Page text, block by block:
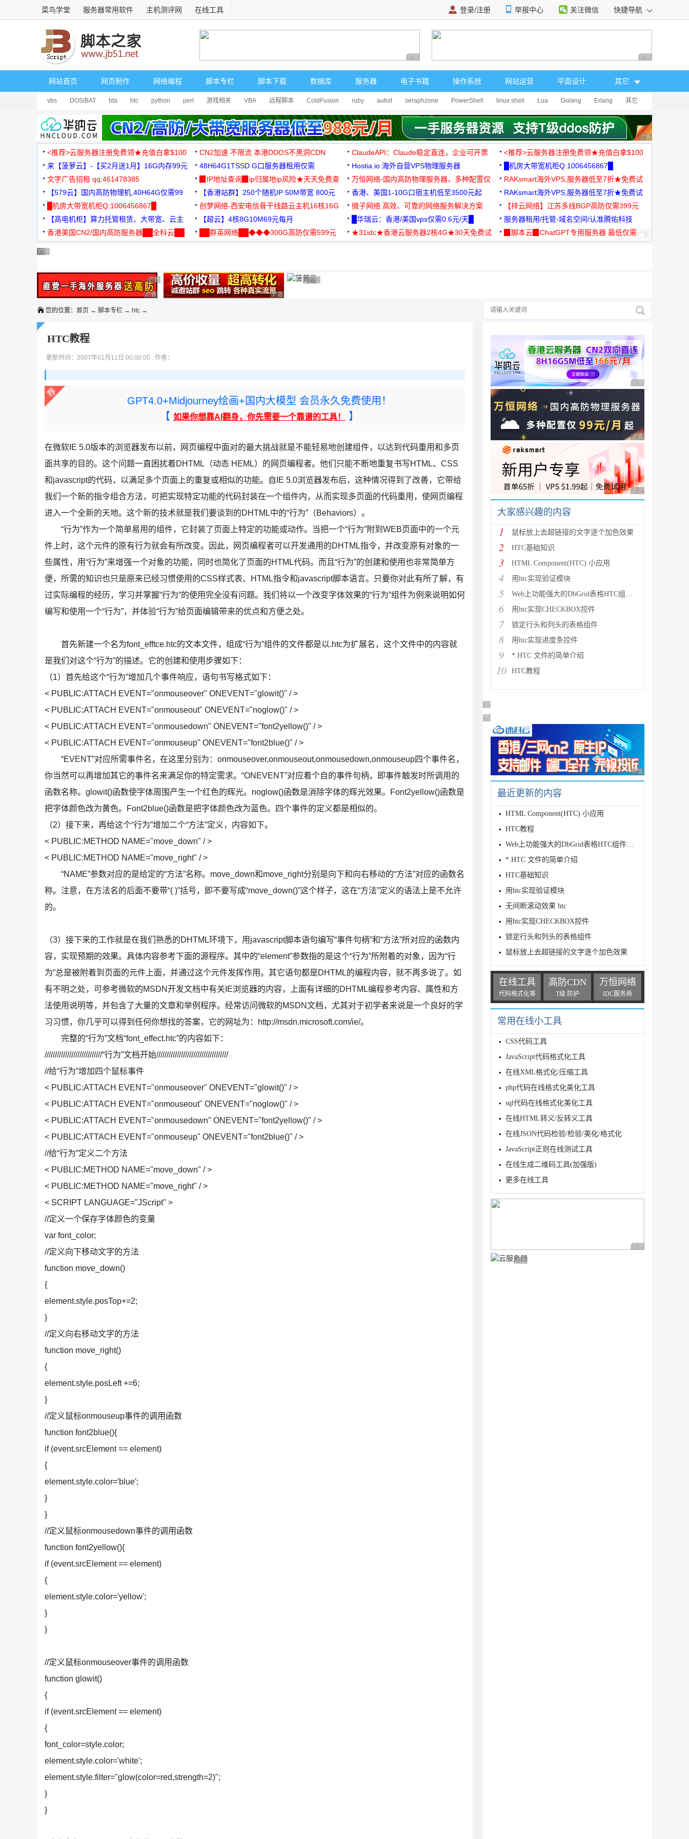
菜鸟学堂 服务器常用软件 主机测评网 在线工具 登录/注册 举报中心 关注微信 快捷导航
广告 商业广告，理性选择 广告 商业广告，理
网站首页 网页制作 网络编程 脚本专栏 脚本下载 数据库 服务器 电子书籍 操作系统 网站运营 平面设计 其它
vbs DOS/BAT hta htc python perl 游戏相关 VBA 远程脚本 ColdFusion ruby autoit seraphzone PowerShell linux shell Lua Golang Erlang 其它
广告 商业广告，理
<推荐>云服务器注册免费领★充值白拿$100 CN2加速 不限流 本港DDOS不黑洞CDN ClaudeAPI：Claude稳定直连，企业可开票
<推荐>云服务器注册免费领★充值白拿$100
来【菠萝云】-【买2月送1月】16G内存99元
48H64G1TSSD G口服务器租用仅需
3000+可免费测试
Hostia.io 海外自营VPS物理服务器
█机房大带宽机柜Q:1006456867█
文字广告招租 qq:461478385
▉IP地址查询▉ip归属地ip风险★天天免费查
万恒网络-国内高防物理服务器，多种配置仅
99元/月起
RAKsmart海外VPS,服务器低至7折★免费试
用★
【579云】国内高防物理机,40H64G仅需99
元
【香港站群】250个随机IP 50M带宽 800元 香港、美国1-10G口宿主机低至3500元起
RAKsmart海外VPS,服务器低至7折★免费试
用★
█机房大带宽机柜Q:1006456867█
创梦网络-西安电信骨干线路云主机16核16G
88元/月
微子网络 高效、可靠的网络服务解决方案
【祥云网络】江苏多线BGP高防仅需399元
【高电机柜】算力托管租赁、大带宽、云主
机
【超云】4核8G10M69元每月 █华瑞云：香港/美国vps仅需0.6元/天█
服务器租用/托管-域名空间/认准腾佑科技
香港美国CN2/国内高防服务器██全科云██
██群英网络██◆◆◆300G高防仅需599元
★31idc★香港云服务器2核4G★30天免费试
▉脚本云▉ChatGPT专用服务器 最低仅需
广告 商业广告，理性选择
广告 商业广告，理性选择
广告 商业广告，理性选择
广告 商业广告，理性选择
广告 商业广告，理性选择
广告 商业广告，理性选择
广告 商业广告，理性选择
广告 商业广告，理性选择
广告 商业广告，理性选择
广告 商业广告，理性选择
您的位置： 首页 → 脚本专栏 → htc →
HTC教程
更新时间：2007年01月11日 00:00:00 作者：
GPT4.0+Midjourney绘画+国内大模型 会员永久免费使用！
【 如果你想靠AI翻身，你先需要一个靠谱的工具！ 】
在微软IE 5.0版本的浏览器发布以前，网页编程中面对的最大挑战就是不能轻易地创建组件，以达到代码重用和多页
面共享的目的。这个问题一直困扰着DHTML（动态 HEML）的网页编程者。他们只能不断地重复书写HTML、CSS
和javascript的代码，以满足多个页面上的重复或相似的功能。自IE 5.0浏览器发布后，这种情况得到了改善，它带给
我们一个新的指令组合方法，可把实现特定功能的代码封装在一个组件内，从而实现多页面的代码重用，使网页编程
进入一个全新的天地。这个新的技术就是我们要谈到的DHTML中的“行为”（Behaviors）。
“行为”作为一个简单易用的组件，它封装了页面上特定的功能或动作。当把一个“行为”附到WEB页面中的一个元
件上时，这个元件的原有行为就会有所改变。因此，网页编程者可以开发通用的DHTML指令，并改变原有对象的一
些属性，用“行为”来增强一个对象的功能，同时也简化了页面的HTML代码。而且“行为”的创建和使用也非常简单方
便，所需的知识也只是原来已经习惯使用的CSS样式表、HTML指令和javascript脚本语言。只要你对此有所了解，有
过实际编程的经历，学习并掌握“行为”的使用完全没有问题。我们将以一个改变字体效果的“行为”组件为例来说明如何
编写和使用一个“行为”，并体验“行为”给页面编辑带来的优点和方便之处。
首先新建一个名为font_efftce.htc的文本文件，组成“行为”组件的文件都是以.htc为扩展名，这个文件中的内容就
是我们对这个“行为”的描述。它的创建和使用步骤如下：
（1）首先给这个“行为”增加几个事件响应，语句书写格式如下：
< PUBLIC:ATTACH EVENT="onmouseover" ONEVENT="glowit()" / >
< PUBLIC:ATTACH EVENT="onmouseout" ONEVENT="noglow()" / >
< PUBLIC:ATTACH EVENT="onmousedown" ONEVENT="font2yellow()" / >
< PUBLIC:ATTACH EVENT="onmouseup" ONEVENT="font2blue()" / >
“EVENT”对应所需事件名，在这里分别为：onmouseover,onmouseout,onmousedown,onmouseup四个事件名，
你当然可以再增加其它的事件名来满足你的特定需求。“ONEVENT”对应着个自的事件句柄，即事件触发时所调用的
函数名称。glowit()函数使字体周围产生一个红色的辉光。noglow()函数是消除字体的辉光效果。Font2yellow()函数是
把字体颜色改为黄色。Font2blue()函数是把字体颜色改为蓝色。四个事件的定义都是相似的。
（2）接下来，再给这个“行为”增加二个“方法”定义，内容如下。
< PUBLIC:METHOD NAME="move_down" / >
< PUBLIC:METHOD NAME="move_right" / >
“NAME”参数对应的是给定的“方法”名称。move_down和move_right分别是向下和向右移动的“方法”对应的函数名
称。注意，在方法名的后面不要带“( )”括号，即不要写成“move_down()”这个样子，这在“方法”定义的语法上是不允许
的。
（3）接下来的工作就是在我们熟悉的DHTML环境下，用javascript脚本语句编写“事件句柄”和“方法”所对应的函数内
容，实现预期的效果。具体内容参考下面的源程序。其中的“element”参数指的是这个“行为”所附着的对象，因为“行
为”总是被附着到页面的元件上面，并通过这个元件发挥作用。其它语句都是DHTML的编程内容，就不再多说了。如
有不明之处，可参考微软的MSDN开发文档中有关IE浏览器的内容，上面有详细的DHTML编程参考内容、属性和方
法使用说明等，并包含了大量的文章和举例程序。经常访问微软的MSDN文档，尤其对于初学者来说是一个良好的学
习习惯，你几乎可以得到任何你想找的答案，它的网址为：http://msdn.microsoft.com/ie/。
完整的“行为”文档“font_effect.htc”的内容如下：
////////////////////////////“行为”文档开始///////////////////////////////////
//给“行为”增加四个鼠标事件
< PUBLIC:ATTACH EVENT="onmouseover" ONEVENT="glowit()" / >
< PUBLIC:ATTACH EVENT="onmouseout" ONEVENT="noglow()" / >
< PUBLIC:ATTACH EVENT="onmousedown" ONEVENT="font2yellow()" / >
< PUBLIC:ATTACH EVENT="onmouseup" ONEVENT="font2blue()" / >
//给“行为”定义二个方法
< PUBLIC:METHOD NAME="move_down" / >
< PUBLIC:METHOD NAME="move_right" / >
< SCRIPT LANGUAGE="JScript" >
//定义一个保存字体颜色的变量
var font_color;
//定义向下移动文字的方法
function move_down()
{
element.style.posTop+=2;
}
//定义向右移动文字的方法
function move_right()
{
element.style.posLeft +=6;
}
//定义鼠标onmouseup事件的调用函数
function font2blue(){
if (event.srcElement == element)
{
element.style.color='blue';
}
}
//定义鼠标onmousedown事件的调用函数
function font2yellow(){
if (event.srcElement == element)
{
element.style.color='yellow';
}
}
//定义鼠标onmouseover事件的调用函数
function glowit()
{
if (event.srcElement == element)
{
font_color=style.color;
element.style.color='white';
element.style.filter="glow(color=red,strength=2)";
}
}
广告 商业广告，理性
广告 商业广告，理性
广告 商业广告，理性
大家感兴趣的内容
1 鼠标放上去超链接的文字逐个加色效果
2 HTC基础知识
3 HTML Component(HTC) 小应用
4 用htc实现验证模块
5 Web上功能强大的DbGrid表格HTC组件[只需在Tabl
6 用htc实现CHECKBOX控件
7 锁定行头和列头的表格组件
8 用htc实现进度条控件
9 *.HTC 文件的简单介绍
10 HTC教程
广告 商业广告，理性选择
广告 商业广告，理性选择
广告 商业广告，理性
最近更新的内容
HTML Component(HTC) 小应用
HTC教程
Web上功能强大的DbGrid表格HTC组件[只需在Table中指定样式就可
*.HTC 文件的简单介绍
HTC基础知识
用htc实现验证模块
无间断滚动效果 htc
用htc实现CHECKBOX控件
锁定行头和列头的表格组件
鼠标放上去超链接的文字逐个加色效果
在线工具
代码格式化等
高防CDN
T级 防护
万恒网络
IDC服务商
常用在线小工具
CSS代码工具
JavaScript代码格式化工具
在线XML格式化/压缩工具
php代码在线格式化美化工具
sql代码在线格式化美化工具
在线HTML转义/反转义工具
在线JSON代码检验/检验/美化/格式化
JavaScript正则在线测试工具
在线生成二维码工具(加强版)
更多在线工具
广告 商业广告，理性
广告 商业广告，理性选择